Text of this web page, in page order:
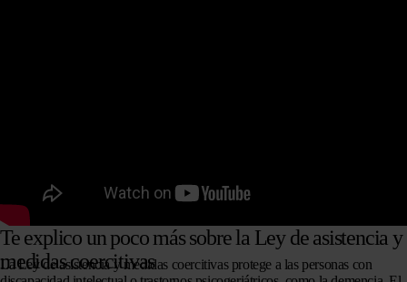
Te explico un poco más sobre la Ley de asistencia y
medidas coercitivas
La Ley de asistencia y medidas coercitivas protege a las personas con